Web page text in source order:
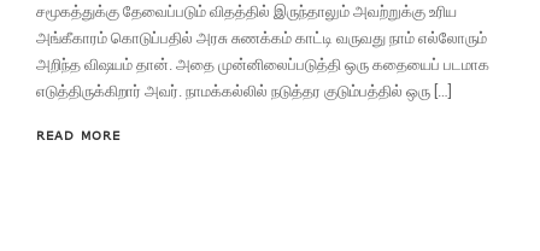
சமூகத்துக்கு தேவைப்படும் விதத்தில் இருந்தாலும் அவற்றுக்கு உரிய
அங்கீகாரம் கொடுப்பதில் அரசு சுணக்கம் காட்டி வருவது நாம் எல்லோரும்
அறிந்த விஷயம் தான். அதை முன்னிலைப்படுத்தி ஒரு கதையைப் படமாக
எடுத்திருக்கிறார் அவர். நாமக்கல்லில் நடுத்தர குடும்பத்தில் ஒரு […]
READ MORE